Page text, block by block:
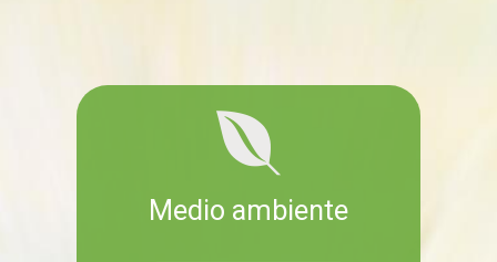
Medio ambiente